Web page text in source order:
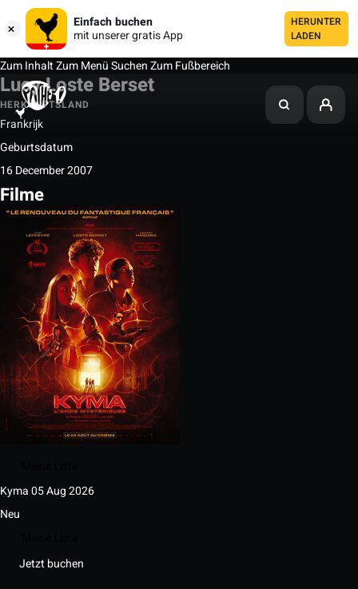
Einfach buchen
mit unserer gratis App
HERUNTER
LADEN
Zum InhaltZum MenüSuchenZum Fußbereich
Lucy Loste Berset
HERKUNFTSLAND
Frankrijk
Geburtsdatum
16 December 2007
Filme
Kyma05 Aug 2026
Neu
Jetzt buchen